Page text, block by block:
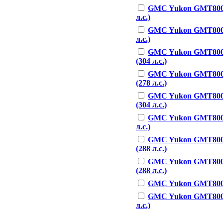
GMC Yukon
л.с.)
GMC Yukon
л.с.)
GMC Yukon
(304 л.с.)
GMC Yukon
(278 л.с.)
GMC Yukon
(304 л.с.)
GMC Yukon
л.с.)
GMC Yukon
(288 л.с.)
GMC Yukon
(288 л.с.)
GMC Yukon
GMC Yukon
л.с.)